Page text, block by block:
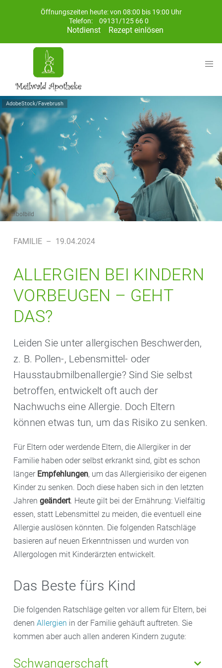
Öffnungszeiten heute: von 08:00 bis 19:00 Uhr
Telefon:
09131/125 66 0
Notdienst Rezept einlösen
AdobeStock/Favebrush
Symbolbild
FAMILIE – 19.04.2024
ALLERGIEN BEI KINDERN
VORBEUGEN – GEHT
DAS?
Leiden Sie unter allergischen Beschwerden,
z. B. Pollen-, Lebensmittel- oder
Hausstaubmilbenallergie? Sind Sie selbst
betroffen, entwickelt oft auch der
Nachwuchs eine Allergie. Doch Eltern
können etwas tun, um das Risiko zu senken.
Für Eltern oder werdende Eltern, die Allergiker in der
Familie haben oder selbst erkrankt sind, gibt es schon
länger Empfehlungen, um das Allergierisiko der eigenen
Kinder zu senken. Doch diese haben sich in den letzten
Jahren geändert. Heute gilt bei der Ernährung: Vielfältig
essen, statt Lebensmittel zu meiden, die eventuell eine
Allergie auslösen könnten. Die folgenden Ratschläge
basieren auf neuen Erkenntnissen und wurden von
Allergologen mit Kinderärzten entwickelt.
Das Beste fürs Kind
Die folgenden Ratschläge gelten vor allem für Eltern, bei
denen Allergien in der Familie gehäuft auftreten. Sie
kommen aber auch allen anderen Kindern zugute:
Schwangerschaft